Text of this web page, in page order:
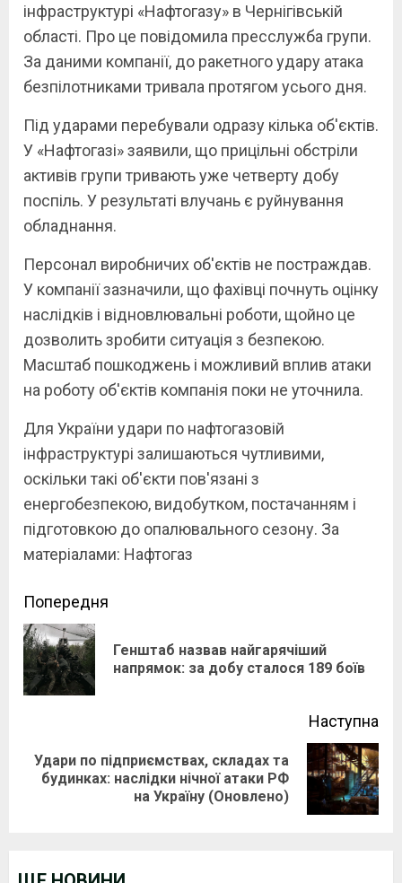
інфраструктурі «Нафтогазу» в Чернігівській
області. Про це повідомила пресслужба групи.
За даними компанії, до ракетного удару атака
безпілотниками тривала протягом усього дня.
Під ударами перебували одразу кілька об'єктів.
У «Нафтогазі» заявили, що прицільні обстріли
активів групи тривають уже четверту добу
поспіль. У результаті влучань є руйнування
обладнання.
Персонал виробничих об'єктів не постраждав.
У компанії зазначили, що фахівці почнуть оцінку
наслідків і відновлювальні роботи, щойно це
дозволить зробити ситуація з безпекою.
Масштаб пошкоджень і можливий вплив атаки
на роботу об'єктів компанія поки не уточнила.
Для України удари по нафтогазовій
інфраструктурі залишаються чутливими,
оскільки такі об'єкти пов'язані з
енергобезпекою, видобутком, постачанням і
підготовкою до опалювального сезону. За
матеріалами: Нафтогаз
Continue
Reading
Попередня
Генштаб назвав найгарячіший
напрямок: за добу сталося 189 боїв
Наступна
Next
Удари по підприємствах, складах та
будинках: наслідки нічної атаки РФ
на Україну (Оновлено)